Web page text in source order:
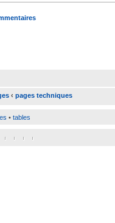
‹ pages techniques
• tables